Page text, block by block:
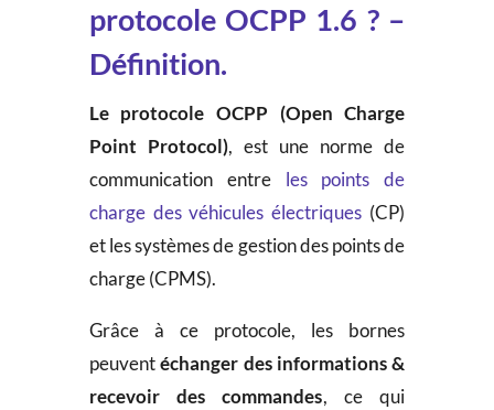
protocole OCPP 1.6 ? –
Définition.
Le protocole OCPP (Open Charge
Point Protocol), est une norme de
communication entre les points de
charge des véhicules électriques (CP)
et les systèmes de gestion des points de
charge (CPMS).
Grâce à ce protocole, les bornes
peuventéchanger des informations &
recevoir des commandes, ce qui